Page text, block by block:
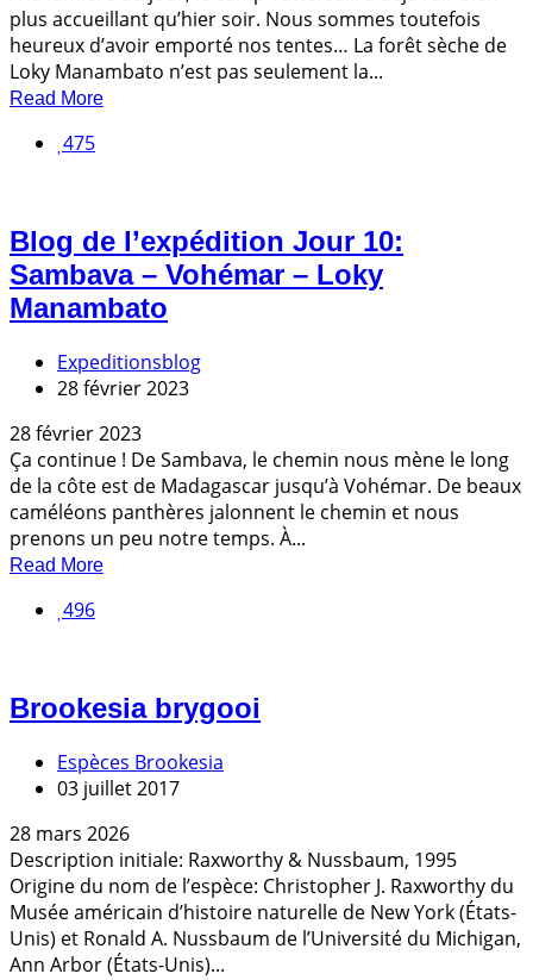
plus accueillant qu’hier soir. Nous sommes toutefois
heureux d’avoir emporté nos tentes… La forêt sèche de
Loky Manambato n’est pas seulement la...
Read More
475
Blog de l’expédition Jour 10:
Sambava – Vohémar – Loky
Manambato
Expeditionsblog
28 février 2023
28 février 2023
Ça continue ! De Sambava, le chemin nous mène le long
de la côte est de Madagascar jusqu’à Vohémar. De beaux
caméléons panthères jalonnent le chemin et nous
prenons un peu notre temps. À...
Read More
496
Brookesia brygooi
Espèces Brookesia
03 juillet 2017
28 mars 2026
Description initiale: Raxworthy & Nussbaum, 1995
Origine du nom de l’espèce: Christopher J. Raxworthy du
Musée américain d’histoire naturelle de New York (États-
Unis) et Ronald A. Nussbaum de l’Université du Michigan,
Ann Arbor (États-Unis)...